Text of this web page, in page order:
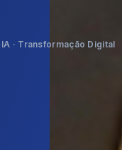
IA · Transformação Digital